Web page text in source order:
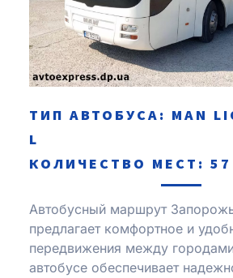
ТИП АВТОБУСА: MAN
L
КОЛИЧЕСТВО МЕСТ: 57
Автобусный маршрут
предлагает комфортное и
передвижения между
автобусе обеспечивает